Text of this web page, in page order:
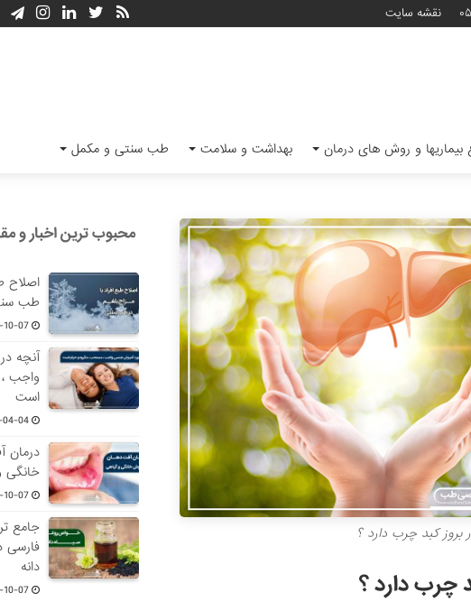
نقشه سایت
بیماریها و روش های درمان بهداشت و سلامت طب سنتی و مکمل
کبد چرب دارد ؟
چرب دارد ؟
محبوب ترین اخبار و
اصلاح
طب
10-07
آنچه
واجب
است
04-04
خانگی
10-07
جامع
فارسی
دانه
10-07